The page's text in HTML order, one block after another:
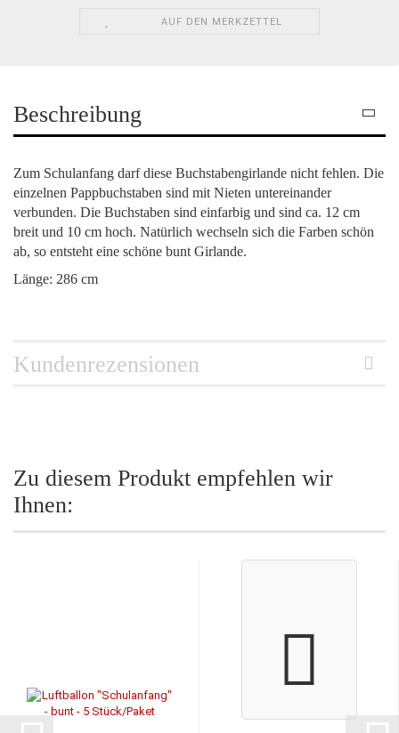
AUF DEN MERKZETTEL
Beschreibung
Zum Schulanfang darf diese Buchstabengirlande nicht fehlen. Die
einzelnen Pappbuchstaben sind mit Nieten untereinander
verbunden. Die Buchstaben sind einfarbig und sind ca. 12 cm
breit und 10 cm hoch. Natürlich wechseln sich die Farben schön
ab, so entsteht eine schöne bunt Girlande.
Länge: 286 cm
Kundenrezensionen
Zu diesem Produkt empfehlen wir
Ihnen: